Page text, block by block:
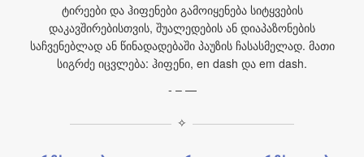
ტირეები და ჰიფენები გამოიყენება სიტყვების
დაკავშირებისთვის, შუალედების ან დიაპაზონების
საჩვენებლად ან წინადადებაში პაუზის ჩასასმელად. მათი
სიგრძე იცვლება: ჰიფენი, en dash და em dash.
- – —
✧